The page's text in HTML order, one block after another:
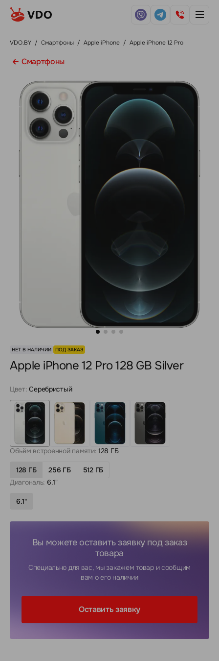
VDO.BY / Смартфоны / Apple iPhone / Apple iPhone 12 Pro
Смартфоны
НЕТ В НАЛИЧИИ ПОД ЗАКАЗ
Apple iPhone 12 Pro 128 GB Silver
Цвет: Серебристый
Объём встроенной памяти: 128 ГБ
128 ГБ 256 ГБ
512 ГБ
Диагональ: 6.1"
6.1"
Вы можете оставить заявку под заказ
товара
Специально для вас, мы закажем товар и сообщим
вам о его наличии
Оставить заявку